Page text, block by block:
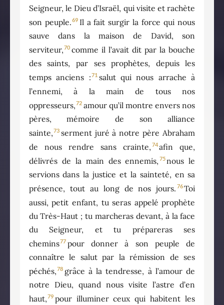
Seigneur, le Dieu d’Israël, qui visite et rachète
son peuple.69 Il a fait surgir la force qui nous
sauve dans la maison de David, son
serviteur,70 comme il l’avait dit par la bouche
des saints, par ses prophètes, depuis les
temps anciens :71 salut qui nous arrache à
l’ennemi, à la main de tous nos
oppresseurs,72 amour qu’il montre envers nos
pères, mémoire de son alliance
sainte,73 serment juré à notre père Abraham
de nous rendre sans crainte, 74afin que,
délivrés de la main des ennemis, 75nous le
servions dans la justice et la sainteté, en sa
présence, tout au long de nos jours. 76Toi
aussi, petit enfant, tu seras appelé prophète
du Très-Haut ; tu marcheras devant, à la face
du Seigneur, et tu prépareras ses
chemins77 pour donner à son peuple de
connaître le salut par la rémission de ses
péchés,78 grâce à la tendresse, à l’amour de
notre Dieu, quand nous visite l’astre d’en
haut,79 pour illuminer ceux qui habitent les